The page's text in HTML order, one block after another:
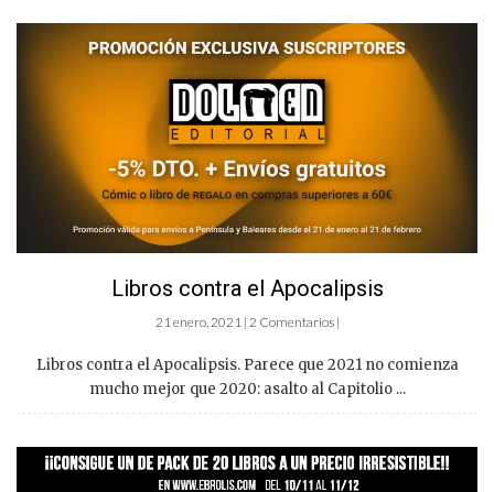
Libros contra el Apocalipsis
21 enero, 2021 | 2 Comentarios |
Libros contra el Apocalipsis. Parece que 2021 no comienza
mucho mejor que 2020: asalto al Capitolio ...